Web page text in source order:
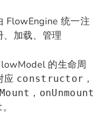
FlowEngine 统一注
、加载、管理
的生命周
应 constructor ，
， onUnmount
。